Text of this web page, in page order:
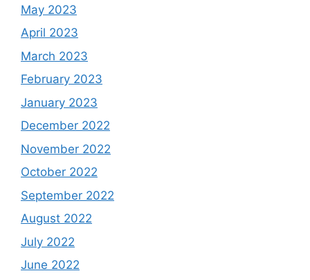
May 2023
April 2023
March 2023
February 2023
January 2023
December 2022
November 2022
October 2022
September 2022
August 2022
July 2022
June 2022